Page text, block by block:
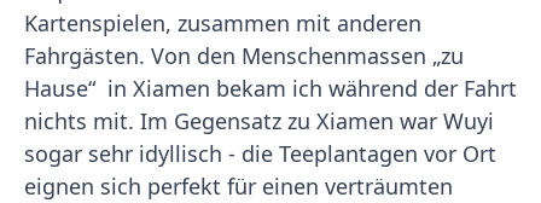
Kartenspielen, zusammen mit anderen
Fahrgästen. Von den Menschenmassen „zu
Hause“ in Xiamen bekam ich während der Fahrt
nichts mit. Im Gegensatz zu Xiamen war Wuyi
sogar sehr idyllisch - die Teeplantagen vor Ort
eignen sich perfekt für einen verträumten